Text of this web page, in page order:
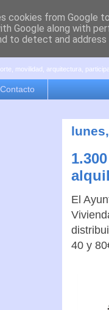
movilidad, arquitectura,
Contacto
El
40 y
cookies from Google
Google along with
to detect and address